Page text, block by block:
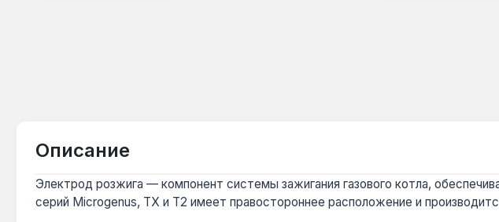
Описание
Электрод розжига — компонент системы зажигания газового котла,
серий Microgenus, ТХ и Т2 имеет правостороннее расположение и